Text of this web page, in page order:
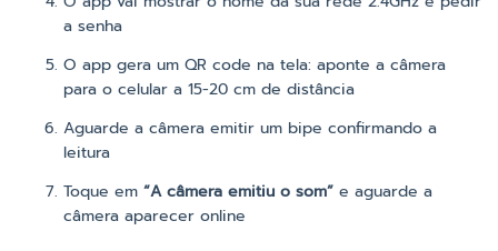
a senha
O app gera um QR code na tela: aponte a câmera
para o celular a 15-20 cm de distância
Aguarde a câmera emitir um bipe confirmando a
leitura
Toque em “A câmera emitiu o som” e aguarde a
câmera aparecer online